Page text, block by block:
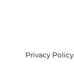
Privacy Policy